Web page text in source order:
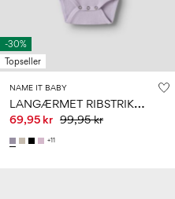
-30%
Topseller
NAME IT BABY
L
ANGÆRMET RIBSTRIKKET BODYSTOCKING
69,95 kr 99,95 kr
+11